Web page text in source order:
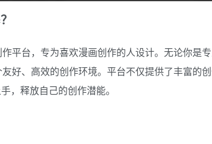
平台，专为喜欢漫画创作的人设计。无论你是
好、高效的创作环境。平台不仅提供了丰富的
，释放自己的创作潜能。